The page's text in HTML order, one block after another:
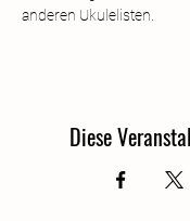
anderen Ukulelisten.
Diese